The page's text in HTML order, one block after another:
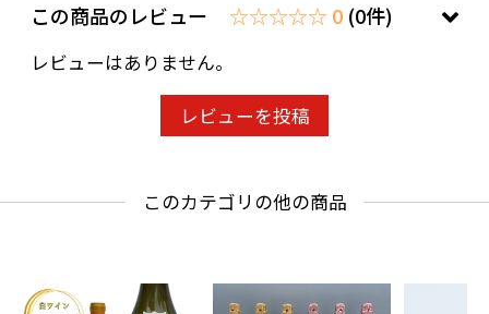
この商品のレビュー ☆☆☆☆☆ 0 (0件)
レビューはありません。
レビューを投稿
このカテゴリの他の商品